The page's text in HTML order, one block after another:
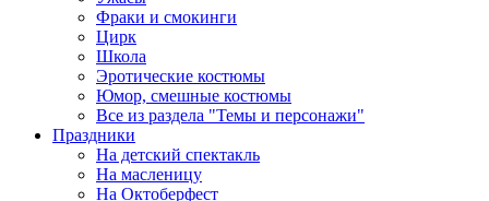
Фраки и смокинги
Цирк
Школа
Эротические костюмы
Юмор, смешные костюмы
Все из раздела "Темы и персонажи"
Праздники
На детский спектакль
На масленицу
На Октоберфест